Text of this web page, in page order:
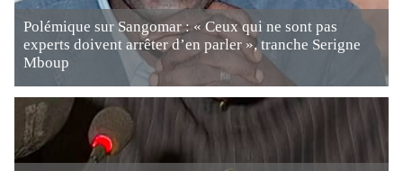
Polémique sur Sangomar : « Ceux qui ne sont pas
experts doivent arrêter d’en parler », tranche Serigne
Mboup